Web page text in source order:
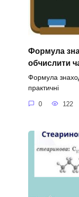
Формула
обчислити
Формула
практичні
0 122